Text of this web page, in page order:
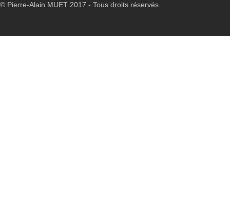
© Pierre-Alain MUET 2017 - Tous droits réservés